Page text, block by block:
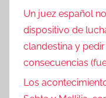
aUn juez español
dispositivo de
clandestina y
consecuencias
Los